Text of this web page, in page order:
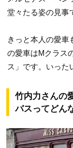
堂々たる姿の見事
きっと本人の愛車
の愛車はMクラス
ス」です。いった
竹内力さんの
バスってどん